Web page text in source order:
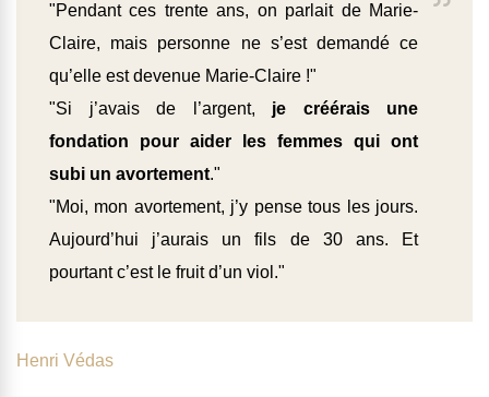
"Pendant ces trente ans, on parlait de Marie-
Claire, mais personne ne s’est demandé ce
qu’elle est devenue Marie-Claire !"
"Si j’avais de l’argent, je créérais une
fondation pour aider les femmes qui ont
subi un avortement."
"Moi, mon avortement, j’y pense tous les jours.
Aujourd’hui j’aurais un fils de 30 ans. Et
pourtant c’est le fruit d’un viol."
Henri Védas